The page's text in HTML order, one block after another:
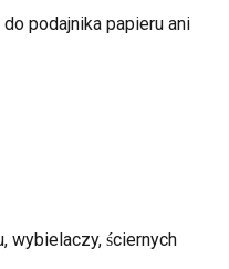
podajnika papieru ani
wybielaczy, ściernych